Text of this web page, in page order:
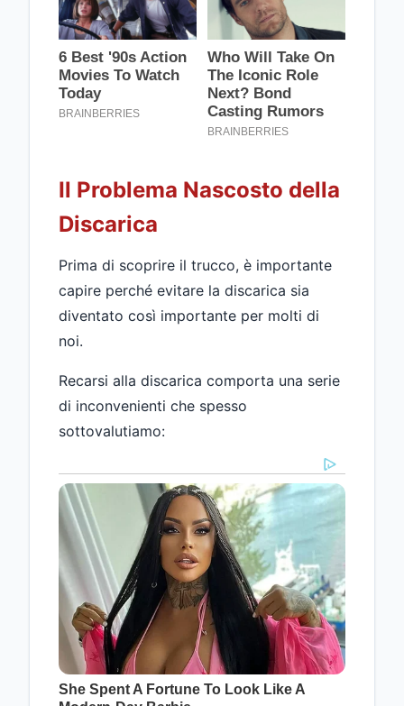
Il Problema Nascosto della
Discarica
Prima di scoprire il trucco, è importante
capire perché evitare la discarica sia
diventato così importante per molti di
noi.
Recarsi alla discarica comporta una serie
di inconvenienti che spesso
sottovalutiamo: